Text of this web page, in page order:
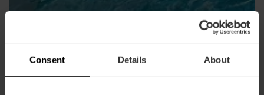
Consent Details About
Wellnesscentra